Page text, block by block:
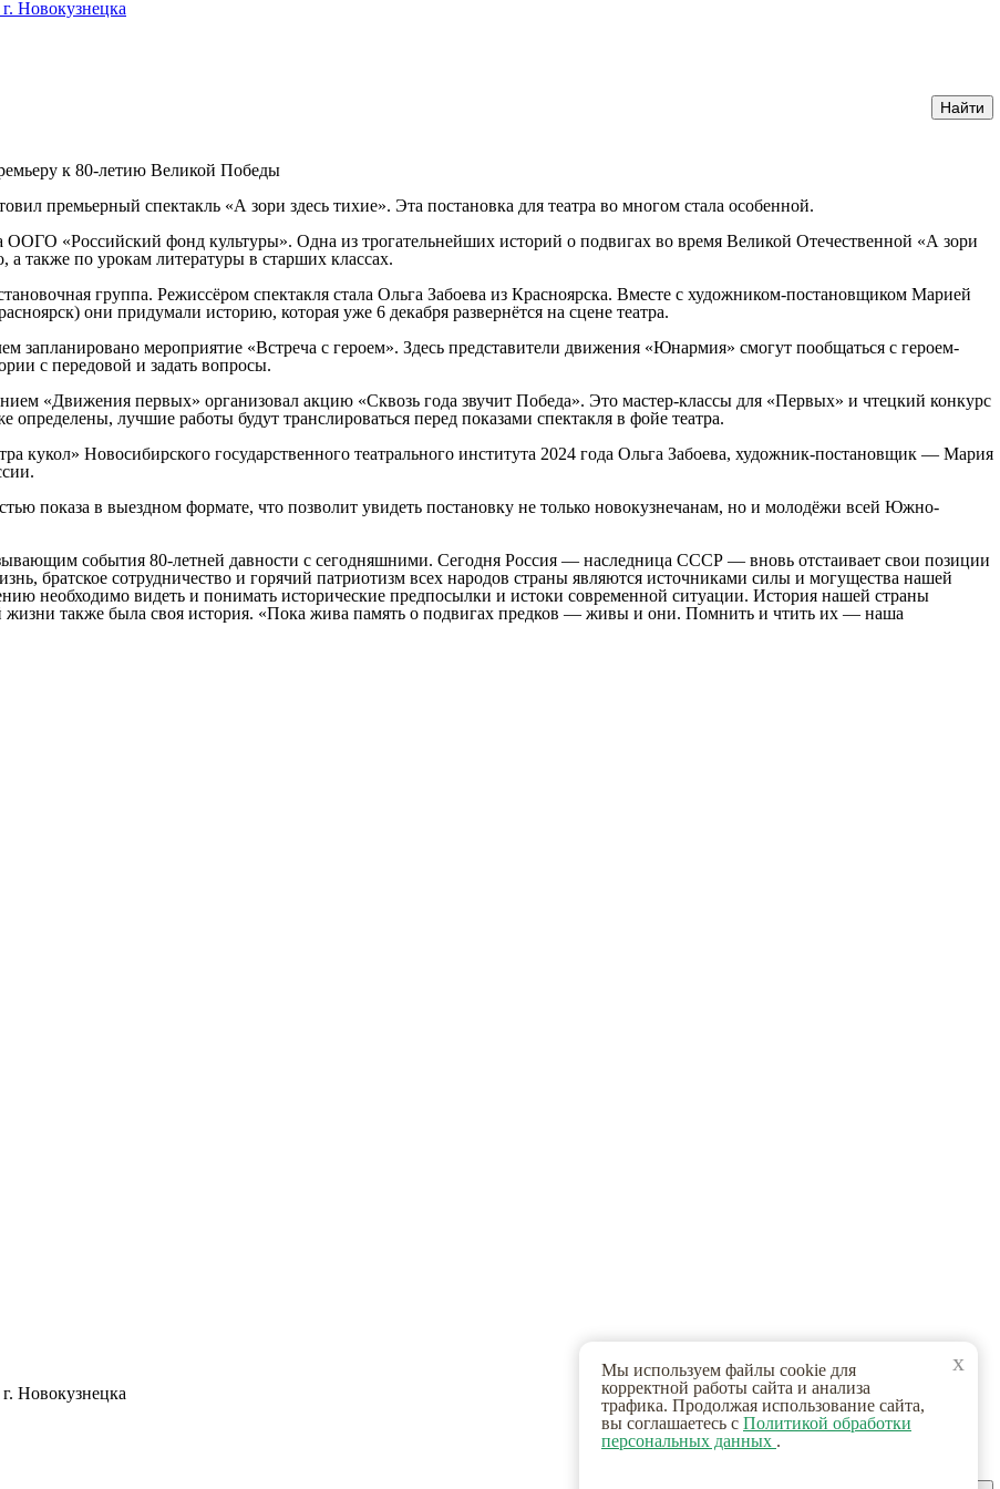
Новокузнецка
к 80-летию Великой Победы
премьерный спектакль «А зори здесь тихие». Эта постановка для театра во многом стала особенной.
ООГО «Российский фонд культуры». Одна из трогательнейших историй о подвигах во время Великой Отечественной «А зори
также по урокам литературы в старших классах.
группа. Режиссёром спектакля стала Ольга Забоева из Красноярска. Вместе с художником-постановщиком Марией
они придумали историю, которая уже 6 декабря развернётся на сцене театра.
запланировано мероприятие «Встреча с героем». Здесь представители движения «Юнармия» смогут пообщаться с героем-
с передовой и задать вопросы.
«Движения первых» организовал акцию «Сквозь года звучит Победа». Это мастер-классы для «Первых» и чтецкий конкурс
лучшие работы будут транслироваться перед показами спектакля в фойе театра.
кукол» Новосибирского государственного театрального института 2024 года Ольга Забоева, художник-постановщик — Мария
показа в выездном формате, что позволит увидеть постановку не только новокузнечанам, но и молодёжи всей Южно-
события 80-летней давности с сегодняшними. Сегодня Россия — наследница СССР — вновь отстаивает свои позиции
братское сотрудничество и горячий патриотизм всех народов страны являются источниками силы и могущества нашей
необходимо видеть и понимать исторические предпосылки и истоки современной ситуации. История нашей страны
жизни также была своя история. «Пока жива память о подвигах предков — живы и они. Помнить и чтить их — наша
Новокузнецка
x
Мы используем файлы cookie для
корректной работы сайта и анализа
трафика. Продолжая использование сайта,
вы соглашаетесь с Политикой обработки
персональных данных .